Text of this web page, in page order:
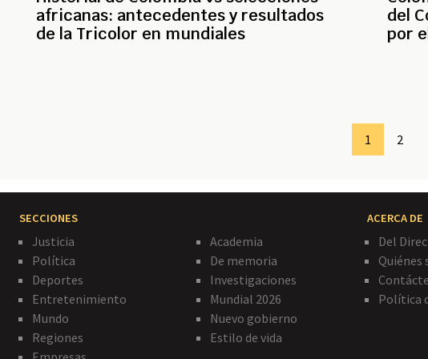
africanas: antecedentes y resultados
de la Tricolor en mundiales
del
por
Page
1 Page
2
SECCIONES
Justicia
Política
Deportes
Entretenimiento
Mundo
Regiones
Academia
De memoria
Investigaciones
Mundial 2026
Nuevo gobierno
Estilo de vida
ACERCA DE
Del
Quiénes
Política